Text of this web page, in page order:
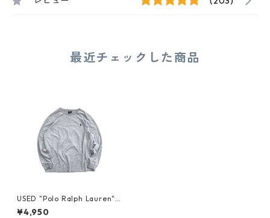
最近チェックした商品
USED "Polo Ralph Lauren"
L/S TEE
¥4,950